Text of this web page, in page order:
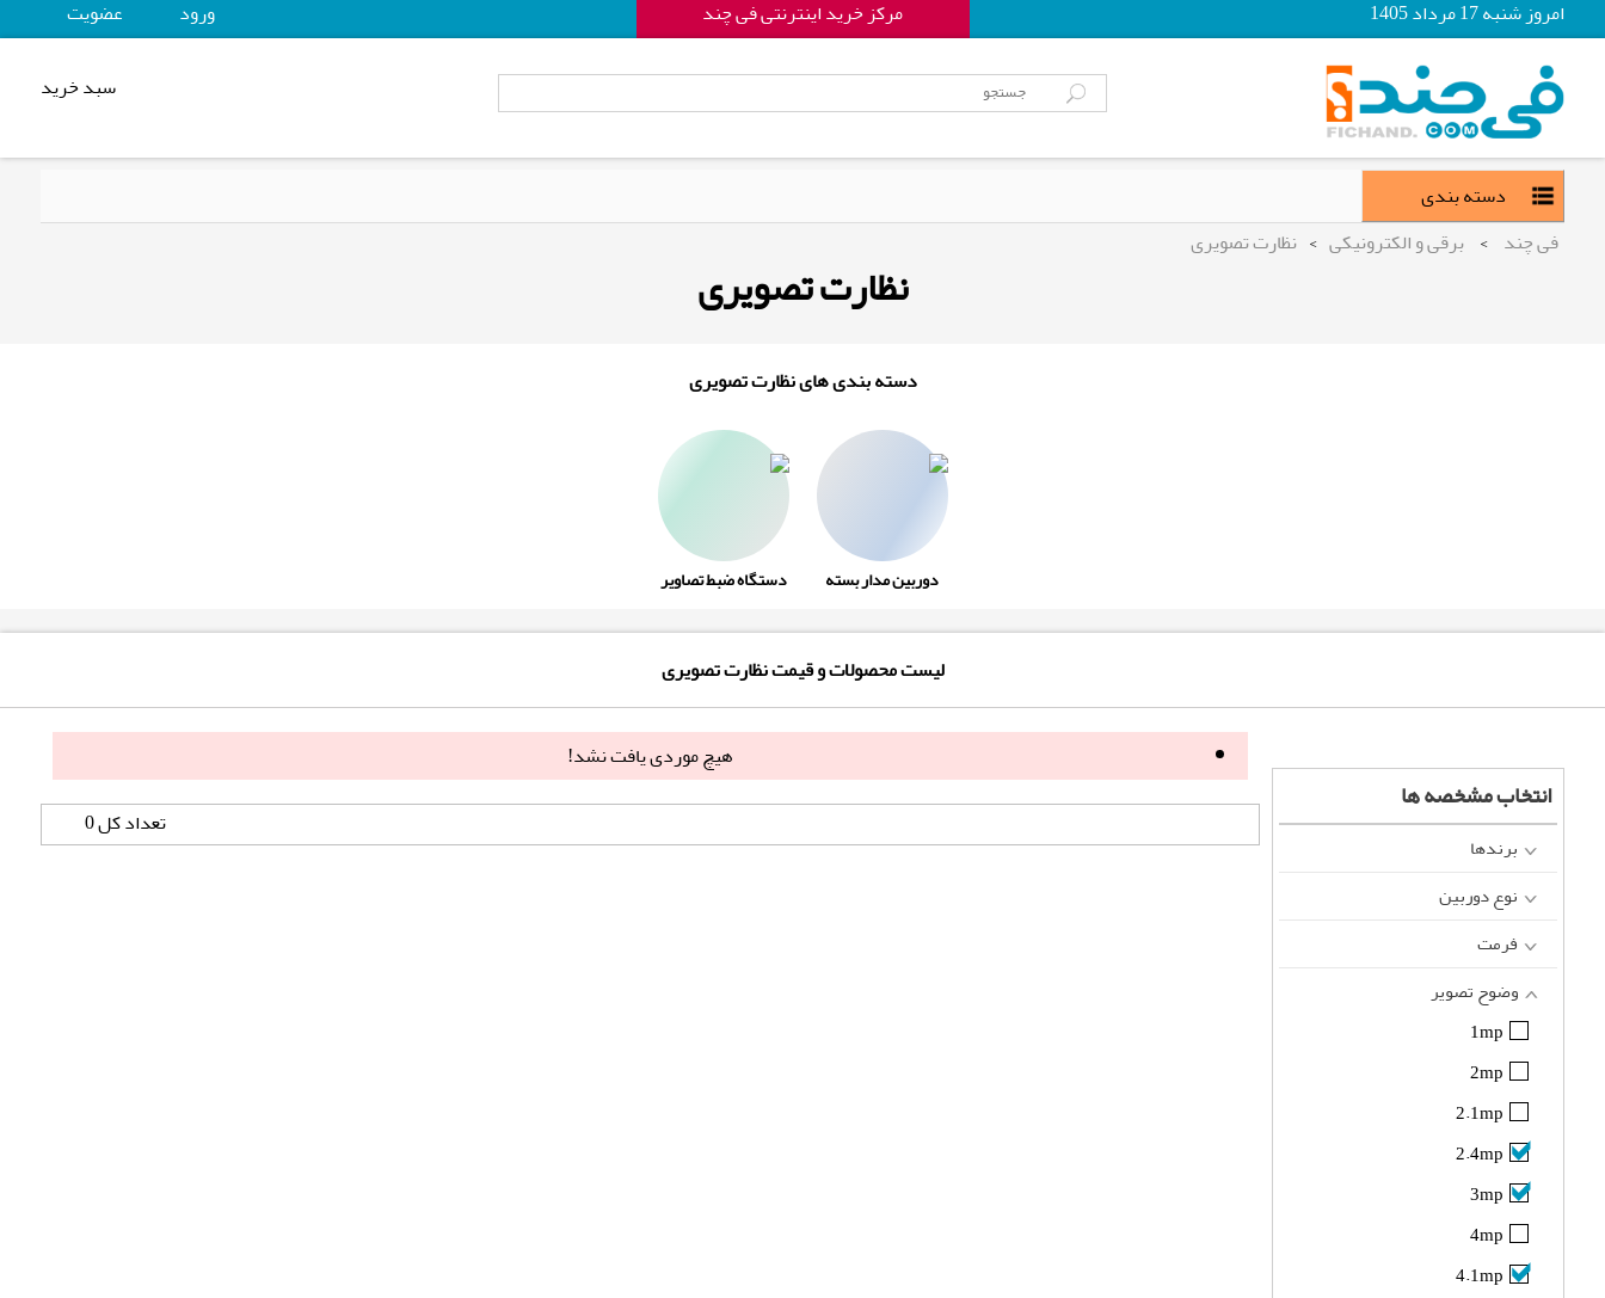
امروز شنبه 17 مرداد 1405 مرکز خرید اینترنتی فی چند ورود عضويت
سبد خرید
دسته بندی
فی چند > برقی و الکترونیکی > نظارت تصویری
نظارت تصویری
دسته بندی های نظارت تصویری
دوربین مدار بسته دستگاه ضبط تصاویر
لیست محصولات و قیمت نظارت تصویری
هیچ موردی یافت نشد!
تعداد کل 0
انتخاب مشخصه ها
برندها
نوع دوربین
فرمت
وضوح تصویر
1mp
2mp
2.1mp
2.4mp
3mp
4mp
4.1mp